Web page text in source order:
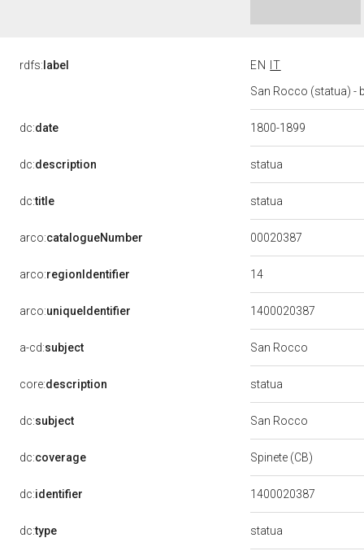
rdfs: label EN
IT
San Rocco (statua) -
dc:date 1800-1899
dc:description statua
dc:title statua
arco:catalogueNumber 00020387
arco:regionIdentifier 14
arco:uniqueIdentifier 1400020387
a-cd:subject San Rocco
core:description statua
dc:subject San Rocco
dc:coverage Spinete (CB)
dc:identifier 1400020387
dc:type statua